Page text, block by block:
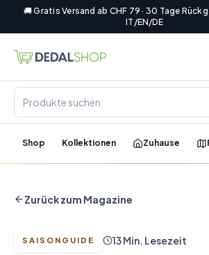
🚚 Gratis Versand ab CHF 79 · 30 Tage
IT/EN/DE
Shop Kollektionen Zuhause
Zurück zum Magazine
SAISONGUIDE 13 Min. Lesezeit